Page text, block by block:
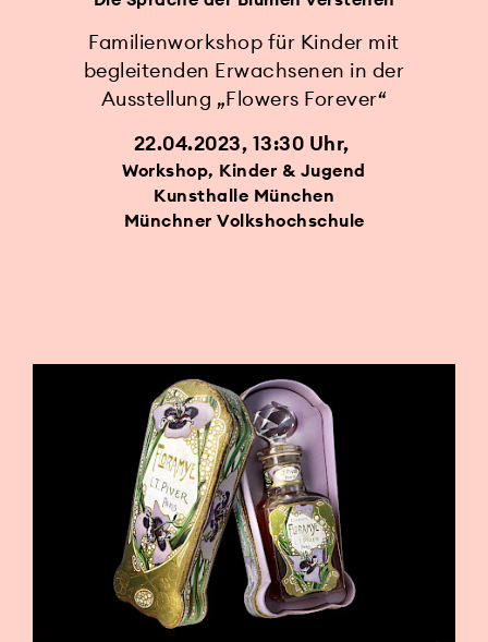
Familienworkshop für Kinder mit
begleitenden Erwachsenen in der
Ausstellung „Flowers Forever“
22.04.2023, 13:30 Uhr
Workshop, Kinder & Jugend
Kunsthalle München
Münchner Volkshochschule